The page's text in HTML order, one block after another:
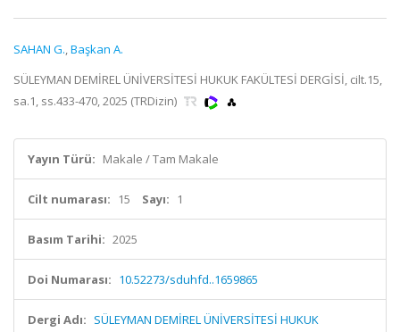
SAHAN G.,Başkan A.
SÜLEYMAN DEMİREL ÜNİVERSİTESİ HUKUK FAKÜLTESİ DERGİSİ, cilt.15,
sa.1, ss.433-470, 2025 (TRDizin)
Yayın Türü: Makale / Tam Makale
Cilt numarası: 15 Sayı: 1
Basım Tarihi: 2025
Doi Numarası: 10.52273/sduhfd..1659865
Dergi Adı: SÜLEYMAN DEMİREL ÜNİVERSİTESİ HUKUK